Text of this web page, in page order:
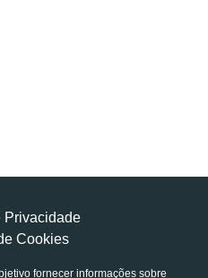
Privacidade
Cookies
fornecer informações sobre